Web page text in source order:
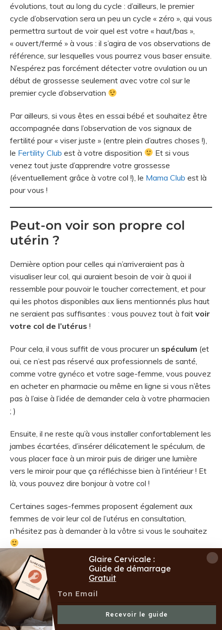
évolutions, tout au long du cycle : d’ailleurs, le premier
cycle d’observation sera un peu un cycle « zéro », qui vous
permettra surtout de voir quel est votre « haut/bas »,
« ouvert/fermé » à vous : il s’agira de vos observations de
référence, sur lesquelles vous pourrez vous baser ensuite.
N’espérez pas forcément détecter votre ovulation ou un
début de grossesse seulement avec votre col sur le
premier cycle d’observation
Par ailleurs, si vous êtes en essai bébé et souhaitez être
accompagnée dans l’observation de vos signaux de
fertilité pour « viser juste » (entre plein d’autres choses !),
le Fertility Club est à votre disposition
Et si vous
venez tout juste d’apprendre votre grossesse
(éventuellement grâce à votre col !), le Mama Club est là
pour vous !
Peut-on voir son propre col
utérin ?
Dernière option pour celles qui n’arriveraient pas à
visualiser leur col, qui auraient besoin de voir à quoi il
ressemble pour pouvoir le toucher correctement, et pour
qui les photos disponibles aux liens mentionnés plus haut
ne seraient pas suffisantes : vous pouvez tout à fait voir
votre col de l’utérus !
Pour cela, il vous suffit de vous procurer un spéculum (et
oui, ce n’est pas réservé aux professionnels de santé,
comme votre gynéco et votre sage-femme, vous pouvez
en acheter en pharmacie ou même en ligne si vous n’êtes
pas à l’aise à l’idée de demander cela à votre pharmacien
; )
Ensuite, il ne reste qu’à vous installer confortablement les
jambes écartées, d’insérer délicatement le spéculum, de
vous placer face à un miroir puis de diriger une lumière
vers le miroir pour que ça réfléchisse bien à l’intérieur ! Et
là, vous pouvez dire bonjour à votre col !
Certaines sages-femmes proposent également aux
femmes de voir leur col de l’utérus en consultation,
n’hésitez pas à demander à la vôtre si vous le souhaitez
Glaire Cervicale :
Guide de démarrage
Gratuit
Recevoir le guide